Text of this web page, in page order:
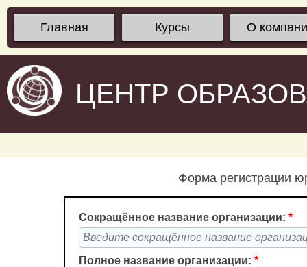
Главная Курсы О
ЦЕНТР
Форма регистрации
Сокращённое название организации: *
Полное название организации: *